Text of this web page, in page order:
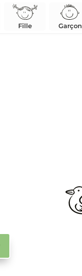
Fille Garçon